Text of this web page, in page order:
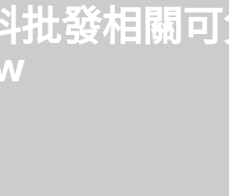
批發相關